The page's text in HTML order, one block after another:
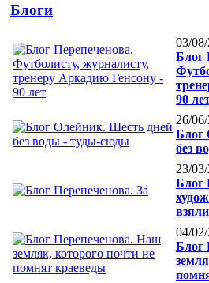
Блоги
03/
Блог
90
26/
Блог
без
23/
Блог
04/
Блог